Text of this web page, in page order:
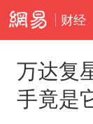
财经
万达复
手竟是